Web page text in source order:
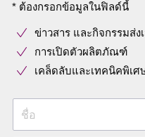
* ต้องกรอกข้อมูลในฟิลด์นี้
ข่าวสาร และกิจกรรมส่ง
การเปิดตัวผลิตภัณฑ์
เคล็ดลับและเทคนิคพิเศ
ชื่อ